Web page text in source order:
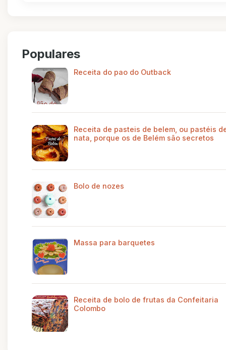
Populares
Receita do pao do Outback
Receita de pasteis de belem, ou pastéis
nata, porque os de Belém são secretos
Bolo de nozes
Massa para barquetes
Receita de bolo de frutas da Confeitaria
Colombo